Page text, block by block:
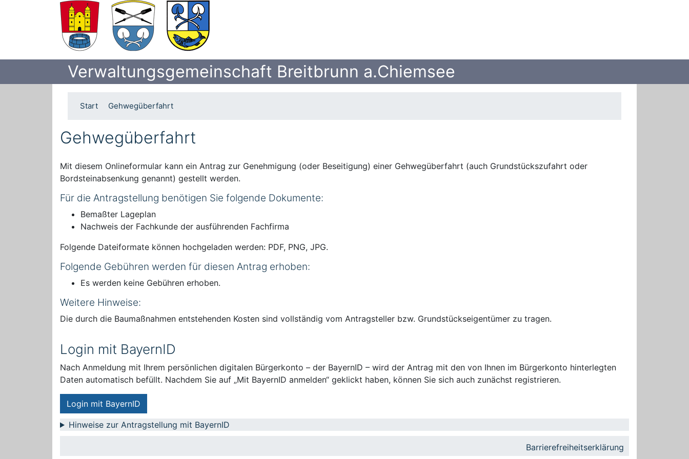
Verwaltungsgemeinschaft Breitbrunn a.Chiemsee
Start Gehwegüberfahrt
Gehwegüberfahrt
Mit diesem Onlineformular kann ein Antrag zur Genehmigung (oder Beseitigung) einer Gehwegüberfahrt (auch Grundstückszufahrt oder
Bordsteinabsenkung genannt) gestellt werden.
Für die Antragstellung benötigen Sie folgende Dokumente:
Bemaßter Lageplan
Nachweis der Fachkunde der ausführenden Fachfirma
Folgende Dateiformate können hochgeladen werden: PDF, PNG, JPG.
Folgende Gebühren werden für diesen Antrag erhoben:
Es werden keine Gebühren erhoben.
Weitere Hinweise:
Die durch die Baumaßnahmen entstehenden Kosten sind vollständig vom Antragsteller bzw. Grundstückseigentümer zu tragen.
Login mit BayernID
Nach Anmeldung mit Ihrem persönlichen digitalen Bürgerkonto – der BayernID – wird der Antrag mit den von Ihnen im Bürgerkonto hinterlegten
Daten automatisch befüllt. Nachdem Sie auf „Mit BayernID anmelden“ geklickt haben, können Sie sich auch zunächst registrieren.
Login mit BayernID
Hinweise zur Antragstellung mit BayernID
Barrierefreiheitserklärung